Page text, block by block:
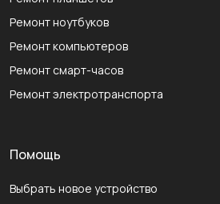
Ремонт ноутбуков
Ремонт компьютеров
Ремонт смарт-часов
Ремонт электротранспорта
Помощь
Выбрать новое устройство